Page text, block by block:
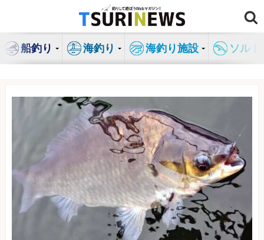
ン
船釣り 海釣り 海釣り施設 ソル